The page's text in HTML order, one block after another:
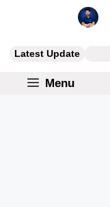
Latest Update
Menu